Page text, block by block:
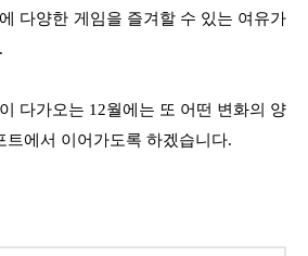
다양한 게임을 즐겨할 수 있는 여유가
다가오는 12월에는 또 어떤 변화의 양
트에서 이어가도록 하겠습니다.